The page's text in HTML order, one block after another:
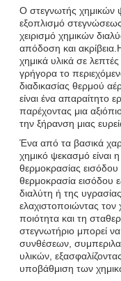
Ο στεγνωτής χημικών
εξοπλισμό στεγνώσεως
χειρισμό χημικών
απόδοση και
χημικά υλικά σε
γρήγορα το
διαδικασίας θερμού
είναι ένα απαραίτητο
παρέχοντας μια
την ξήρανση μιας
Ένα από τα βασικά
χημικό ψεκασμό είναι
θερμοκρασίας
θερμοκρασία εισόδου
διαλύτη ή της
ελαχιστοποιώντας
ποιότητα και τη
στεγνωτήριο μπορεί
συνθέσεων,
υλικών,
υποβάθμιση των